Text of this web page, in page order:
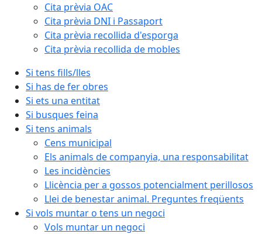
Cita prèvia OAC
Cita prèvia DNI i Passaport
Cita prèvia recollida d'esporga
Cita prèvia recollida de mobles
Si tens fills/lles
Si has de fer obres
Si ets una entitat
Si busques feina
Si tens animals
Cens municipal
Els animals de companyia, una responsabilitat
Les incidències
Llicència per a gossos potencialment perillosos
Llei de benestar animal. Preguntes freqüents
Si vols muntar o tens un negoci
Vols muntar un negoci